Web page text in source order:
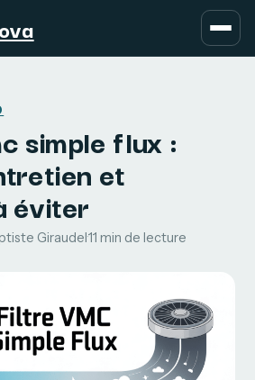
simple flux :
et
éviter
Giraudel·11 min de lecture